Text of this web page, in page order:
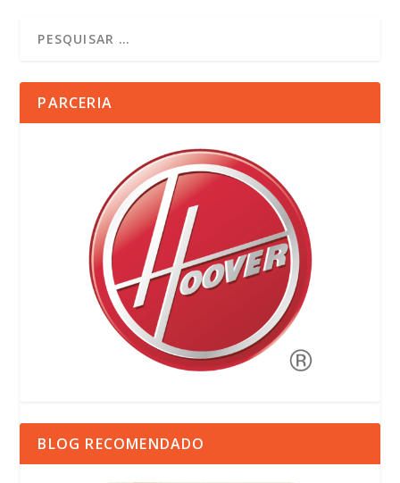
PARCERIA
BLOG RECOMENDADO